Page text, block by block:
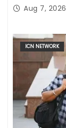
Aug 7, 2026
ICN NETWORK